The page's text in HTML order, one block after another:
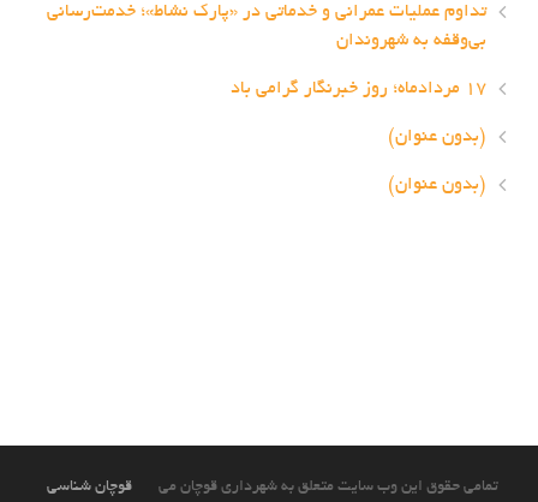
تداوم عملیات عمرانی و خدماتی در «پارک نشاط»؛ خدمت‌رسانی
بی‌وقفه به شهروندان
۱۷ مردادماه؛ روز خبرنگار گرامی باد
(بدون عنوان)
(بدون عنوان)
قوچان شناسی
تمامی حقوق این وب سایت متعلق به شهرداری قوچان می